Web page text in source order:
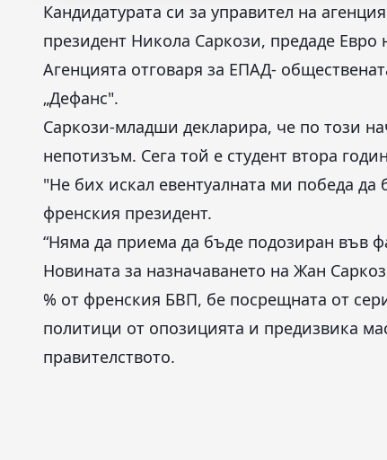
Кандидатурата си за управител на
президент Никола Саркози, предаде Евро
Агенцията отговаря за ЕПАД-
„Дефанс".
Саркози-младши декларира, че по този
непотизъм. Сега той е студент втора
"Не бих искал евентуалната ми победа
френския президент.
“Няма да приема да бъде подозиран във
Новината за назначаването на Жан
% от френския БВП, бе посрещната от
политици от опозицията и предизвика
правителството.